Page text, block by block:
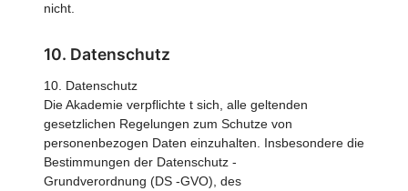
nicht.
10. Datenschutz
10. Datenschutz
Die Akademie verpflichte t sich, alle geltenden
gesetzlichen Regelungen zum Schutze von
personenbezogen Daten einzuhalten. Insbesondere die
Bestimmungen der Datenschutz -
Grundverordnung (DS -GVO), des